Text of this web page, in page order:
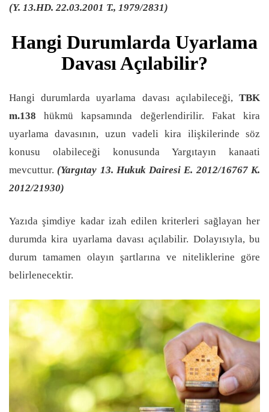
(Y. 13.HD. 22.03.2001 T., 1979/2831)
Hangi Durumlarda Uyarlama
Davası Açılabilir?
Hangi durumlarda uyarlama davası açılabileceği, TBK
m.138 hükmü kapsamında değerlendirilir. Fakat kira
uyarlama davasının, uzun vadeli kira ilişkilerinde söz
konusu olabileceği konusunda Yargıtayın kanaati
mevcuttur.(Yargıtay 13. Hukuk Dairesi E. 2012/16767 K.
2012/21930)
Yazıda şimdiye kadar izah edilen kriterleri sağlayan her
durumda kira uyarlama davası açılabilir. Dolayısıyla, bu
durum tamamen olayın şartlarına ve niteliklerine göre
belirlenecektir.